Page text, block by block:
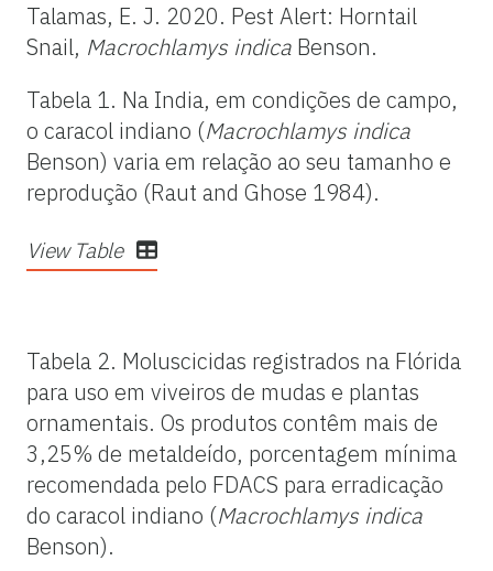
Talamas, E. J. 2020. Pest Alert: Horntail
Snail, Macrochlamys indica Benson.
Tabela 1. Na India, em condições de campo,
o caracol indiano (Macrochlamys indica
Benson) varia em relação ao seu tamanho e
reprodução (Raut and Ghose 1984).
View Table
Tabela 2. Moluscicidas registrados na Flórida
para uso em viveiros de mudas e plantas
ornamentais. Os produtos contêm mais de
3,25% de metaldeído, porcentagem mínima
recomendada pelo FDACS para erradicação
do caracol indiano (Macrochlamys indica
Benson).